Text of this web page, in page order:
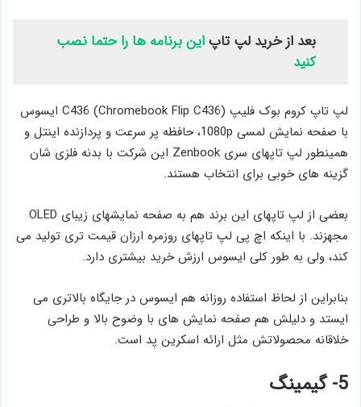
بعد از خرید لپ تاپاین برنامه ها را حتما نصب
کنید
لپ تاپ کروم بوک فلیپ C436 (Chromebook Flip C436) ایسوس
با صفحه نمایش لمسی 1080p، حافظه پر سرعت و پردازنده اینتل و
همینطور لپ تاپهای سری Zenbook این شرکت با بدنه فلزی شان
گزینه های خوبی برای انتخاب هستند.
بعضی از لپ تاپهای این برند هم به صفحه نمایشهای زیبای OLED
مجهزند. با اینکه اچ پی لپ تاپهای روزمره ارزان قیمت تری تولید می
کند، ولی به طور کلی ایسوس ارزش خرید بیشتری دارد.
بنابراین از لحاظ استفاده روزانه هم ایسوس در جایگاه بالاتری می
ایستد و دلیلش هم صفحه نمایش های با وضوح بالا و طراحی
خلاقانه محصولاتش مثل ارائه اسکرین پد است.
5- گیمینگ